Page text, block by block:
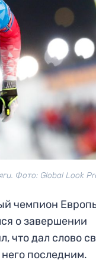
Фото: Global Look
чемпион
о завершении
что дал слово
последним.